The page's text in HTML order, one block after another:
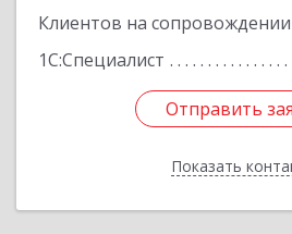
Клиентов на сопровождении
1С:Специалист
Отправить
Показать
Отправить
Назад